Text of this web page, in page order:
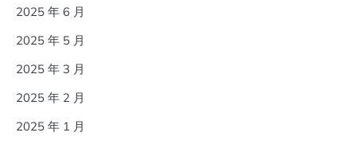
2025 年 6 月
2025 年 5 月
2025 年 3 月
2025 年 2 月
2025 年 1 月